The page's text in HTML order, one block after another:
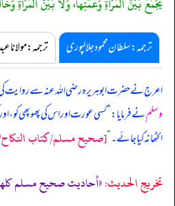
ترجمہ:سلطان محمود جلالپوری ترجمہ:مولانا
اعرج نے حضرت ابوہریرہ رضی اللہ عنہ سے روایت
وسلمنے فرمایا:”کسی عورت اور اس کی پھوپھی کو،
اکٹھا نہ کیا جائے۔“[صحيح مسلم/كتاب النكاح/
تخریج الحدیث:«أحاديث صحيح مسلم